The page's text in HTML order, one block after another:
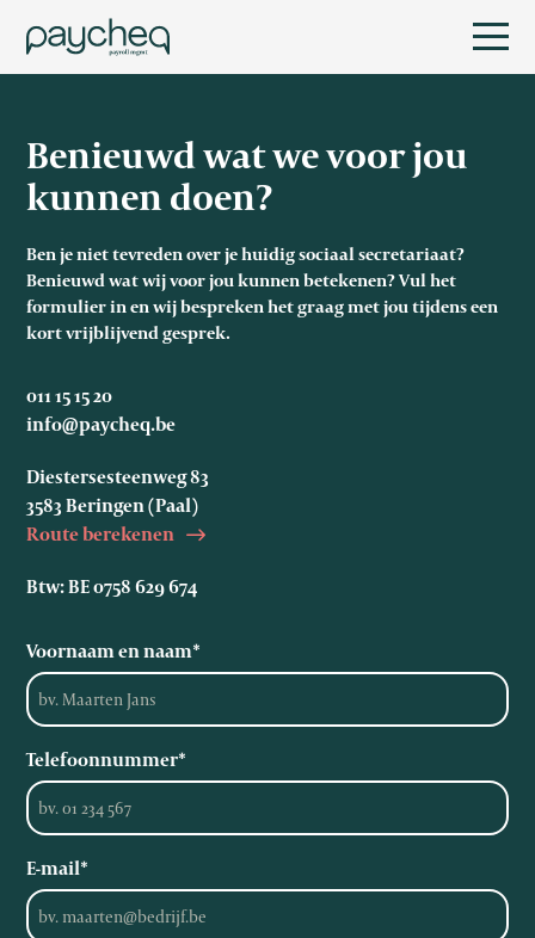
Benieuwd wat we voor jou
kunnen doen?
Ben je niet tevreden over je huidig sociaal secretariaat?
Benieuwd wat wij voor jou kunnen betekenen? Vul het
formulier in en wij bespreken het graag met jou tijdens een
kort vrijblijvend gesprek.
011 15 15 20
info@paycheq.be
Diestersesteenweg 83
3583 Beringen (Paal)
Route berekenen
Btw: BE 0758 629 674
Voornaam en naam*
Telefoonnummer*
E-mail*